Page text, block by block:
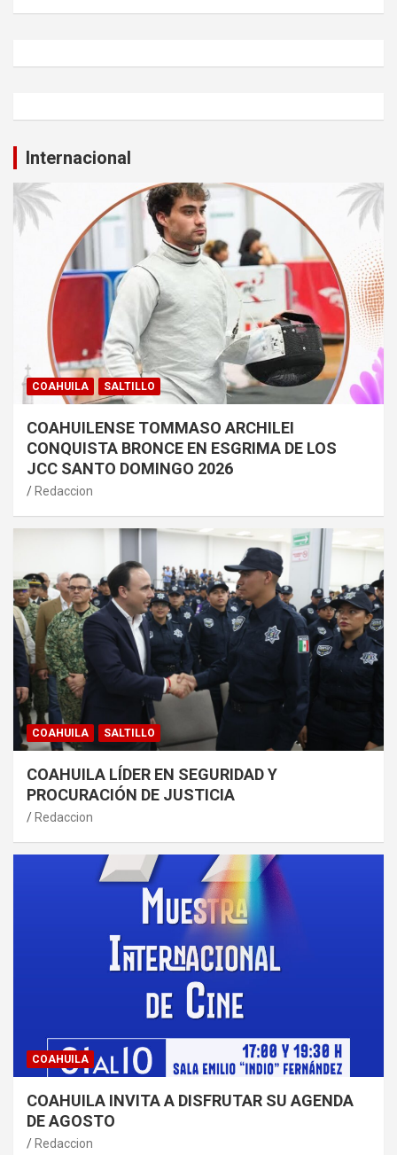
Internacional
COAHUILA SALTILLO
COAHUILENSE TOMMASO ARCHILEI
CONQUISTA BRONCE EN ESGRIMA DE LOS
JCC SANTO DOMINGO 2026
Redaccion
COAHUILA SALTILLO
COAHUILA LÍDER EN SEGURIDAD Y
PROCURACIÓN DE JUSTICIA
Redaccion
COAHUILA
COAHUILA INVITA A DISFRUTAR SU AGENDA
DE AGOSTO
Redaccion